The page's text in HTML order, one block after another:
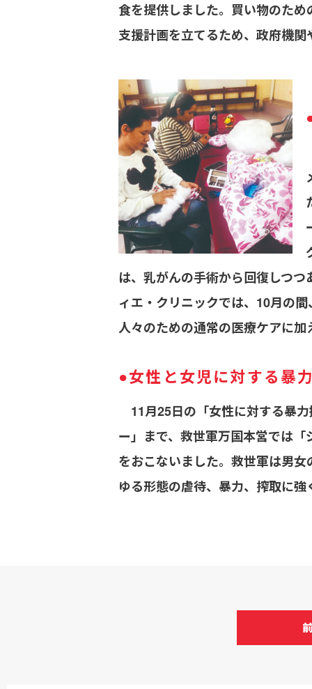
食を提供しました。買い物のた
支援計画を立てるため、政府機
は、乳がんの手術から回復しつ
ィエ・クリニックでは、10月の
人々のための通常の医療ケアに加
●女性と女児に対する暴
11月25日の「女性に対する暴
ー」まで、救世軍万国本営では
をおこないました。救世軍は男
ゆる形態の虐待、暴力、搾取に強